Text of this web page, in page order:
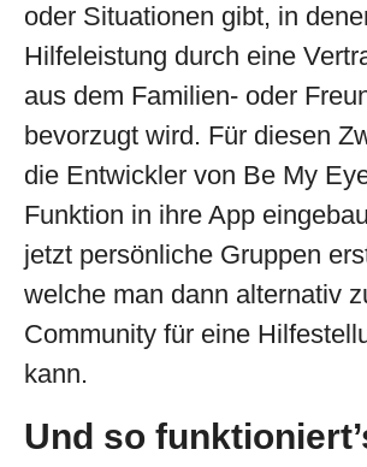
oder Situationen gibt, in
Hilfeleistung durch eine
aus dem Familien- oder
bevorzugt wird. Für diesen
die Entwickler von Be My
Funktion in ihre App
jetzt persönliche Gruppen
welche man dann alternativ
Community für eine
kann.
Und so